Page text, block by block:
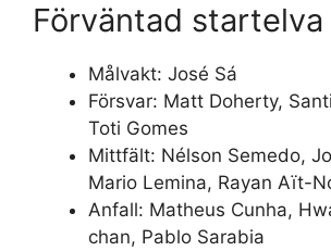
Förväntad startelva
Målvakt: José Sá
Försvar: Matt Doherty,
Toti Gomes
Mittfält: Nélson Semedo,
Mario Lemina, Rayan Aït-
Anfall: Matheus Cunha,
chan, Pablo Sarabia